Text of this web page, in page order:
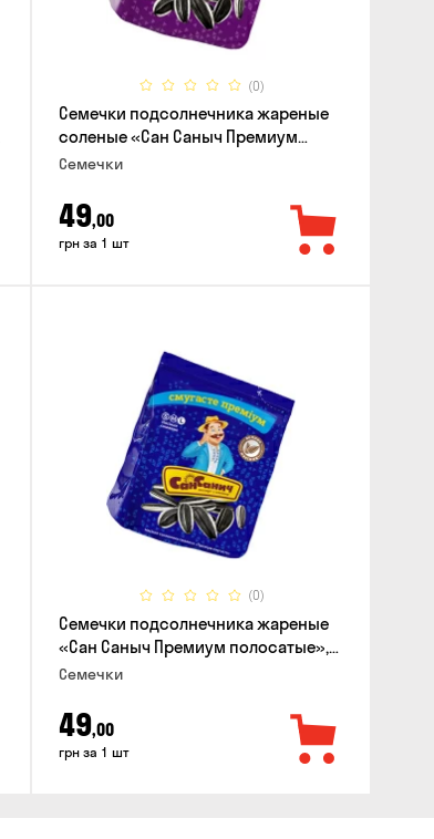
(0)
Семечки подсолнечника жареные
соленые «Сан Саныч Премиум
полосатые», 95г
Семечки
49,00
грн за 1 шт
(0)
Семечки подсолнечника жареные
«Сан Саныч Премиум полосатые»,
95г
Семечки
49,00
грн за 1 шт